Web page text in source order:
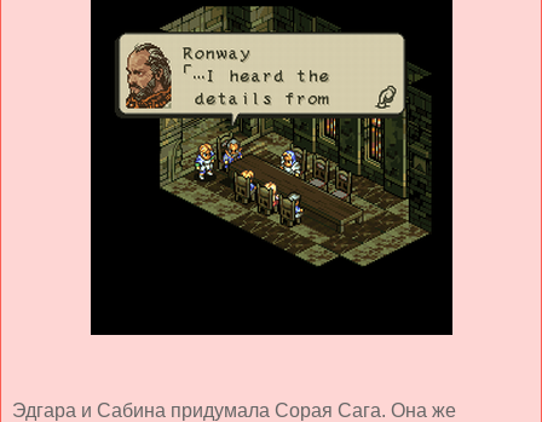
Эдгара и Сабина придумала Сорая Сага. Она же